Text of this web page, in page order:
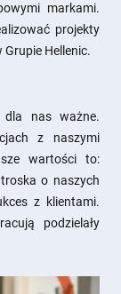
markami.
projekty
Hellenic.
nas ważne.
z naszymi
wartości to:
o naszych
z klientami.
podzielały